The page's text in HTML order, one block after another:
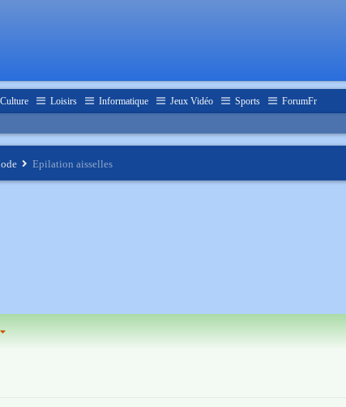
Culture Loisirs Informatique Jeux Vidéo Sports ForumFr
Epilation aisselles